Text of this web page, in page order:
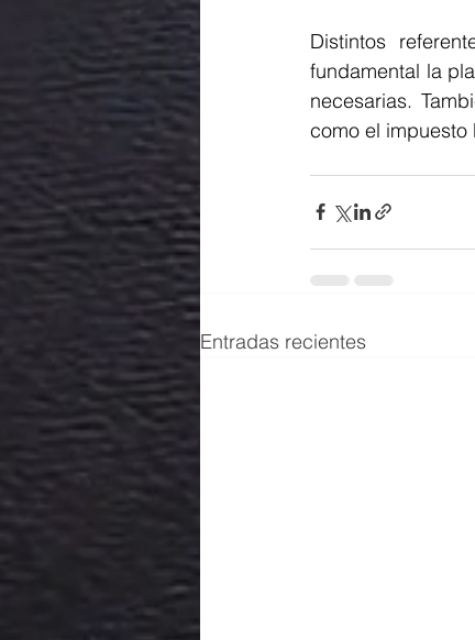
Distintos
fundamental la
necesarias.
como el impuesto
Entradas recientes